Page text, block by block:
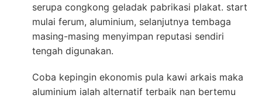
serupa congkong geladak pabrikasi plakat. start
mulai ferum, aluminium, selanjutnya tembaga
masing-masing menyimpan reputasi sendiri
tengah digunakan.
Coba kepingin ekonomis pula kawi arkais maka
aluminium ialah alternatif terbaik nan bertemu